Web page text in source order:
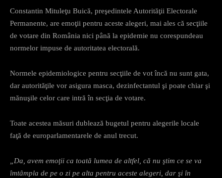
Constantin Mituleţu Buică, preşedintele Autorităţii Electorale
Permanente, are emoţii pentru aceste alegeri, mai ales că secţiile
de votare din România nici până la epidemie nu corespundeau
normelor impuse de autoritatea electorală.
Normele epidemiologice pentru secţiile de vot încă nu sunt gata,
dar autorităţile vor asigura masca, dezinfectantul şi poate chiar şi
mănuşile celor care intră în secţia de votare.
Toate acestea măsuri dublează bugetul pentru alegerile locale
faţă de europarlamentarele de anul trecut.
„Da, avem emoţii ca toată lumea de altfel, că nu ştim ce se va
îmtâmpla de pe o zi pe alta pentru aceste alegeri, dar şi în